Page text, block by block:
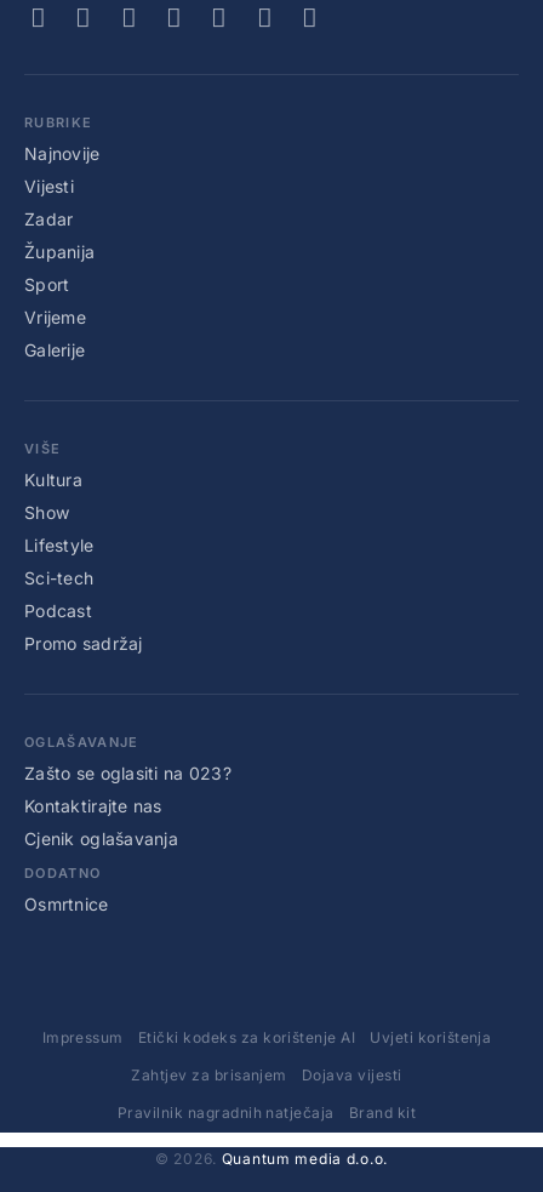
RUBRIKE
Najnovije
Vijesti
Zadar
Županija
Sport
Vrijeme
Galerije
VIŠE
Kultura
Show
Lifestyle
Sci-tech
Podcast
Promo sadržaj
OGLAŠAVANJE
Zašto se oglasiti na 023?
Kontaktirajte nas
Cjenik oglašavanja
DODATNO
Osmrtnice
Impressum Etički kodeks za korištenje AI Uvjeti korištenja
Zahtjev za brisanjem Dojava vijesti
Pravilnik nagradnih natječaja Brand kit
© 2026. Quantum media d.o.o.